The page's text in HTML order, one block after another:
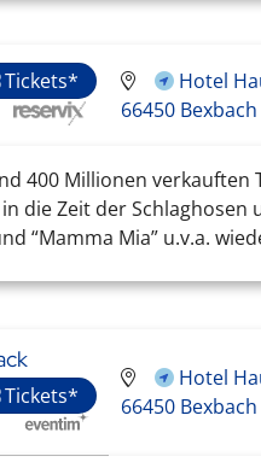
Tickets*
Hotel
66450 Bexbach
400 Millionen
die Zeit der Schlaghosen
“Mamma Mia” u.v.a.
Tickets*
Hotel
66450 Bexbach